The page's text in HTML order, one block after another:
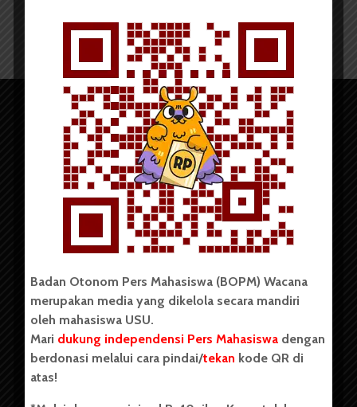
Copyright © 2023. All rights reserved BOPM WACANA.
Badan Otonom Pers Mahasiswa (BOPM) Wacana merupakan
pers mahasiswa yang berdiri di luar kampus dan dikelola
secara mandiri oleh mahasiswa Universitas Sumatera Utara
(USU). Sebelumnya BOPM Wacana merupakan salah satu
Unit Kegiatan Mahasiswa (UKM) di Universitas Sumatera
berdiri pada 1 Juli 1995.
Badan Otonom Pers Mahasiswa (BOPM) Wacana
merupakan media yang dikelola secara mandiri
oleh mahasiswa USU.
Mari dukung independensi Pers Mahasiswa dengan
berdonasi melalui cara pindai/tekan kode QR di
atas!